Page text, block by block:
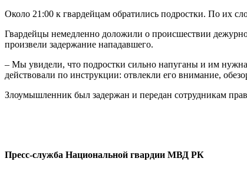
Около 21:00 к гвардейцам обратились подростки. По их
Гвардейцы немедленно доложили о происшествии
произвели задержание нападавшего.
– Мы увидели, что подростки сильно напуганы и им
действовали по инструкции: отвлекли его внимание,
Злоумышленник был задержан и передан сотрудникам
Пресс-служба Национальной гвардии МВД РК